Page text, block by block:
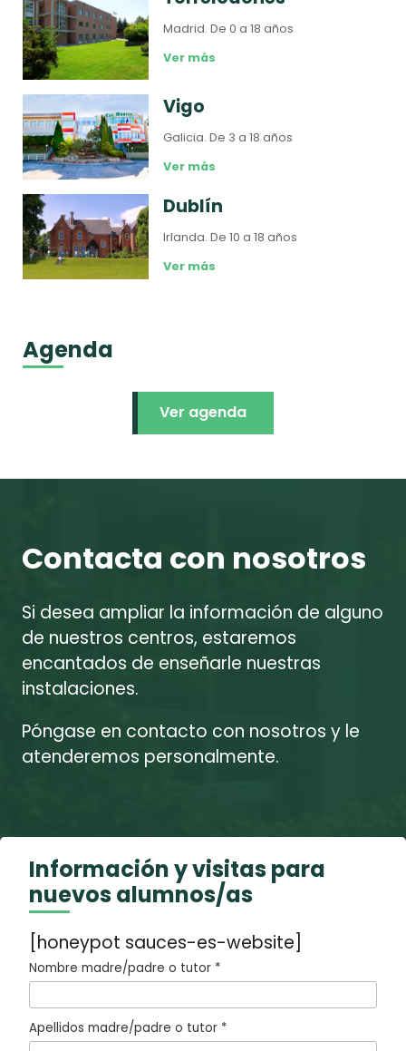
Madrid.De 0 a 18 años
Ver más
Vigo
Galicia.De 3 a 18 años
Ver más
Dublín
Irlanda.De 10 a 18 años
Ver más
Agenda
Ver agenda
Contacta con nosotros
Si desea ampliar la información de alguno
de nuestros centros, estaremos
encantados de enseñarle nuestras
instalaciones.
Póngase en contacto con nosotros y le
atenderemos personalmente.
Información y visitas para
nuevos alumnos/as
[honeypot sauces-es-website]
Nombre madre/padre o tutor *
Apellidos madre/padre o tutor *